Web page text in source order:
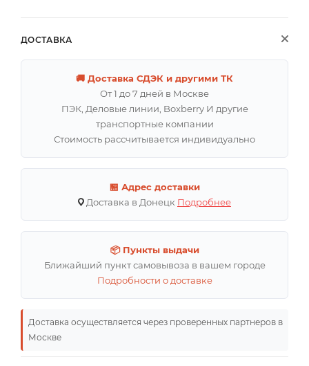
ДОСТАВКА
🚚 Доставка СДЭК и другими ТК
От 1 до 7 дней в Москве
ПЭК, Деловые линии, Boxberry И другие
транспортные компании
Стоимость рассчитывается индивидуально
🏪 Адрес доставки
Доставка в Донецк Подробнее
📦 Пункты выдачи
Ближайший пункт самовывоза в вашем городе
Подробности о доставке
Доставка осуществляется через проверенных партнеров в
Москве